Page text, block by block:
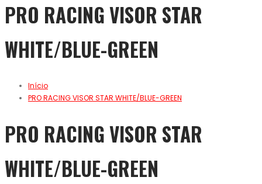
PRO RACING VISOR STAR
WHITE/BLUE-GREEN
Início
PRO RACING VISOR STAR WHITE/BLUE-GREEN
PRO RACING VISOR STAR
WHITE/BLUE-GREEN